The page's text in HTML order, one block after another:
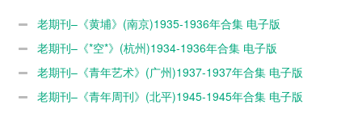
老期刊–《黄埔》(南京)1935-1936年合集 电子版
老期刊–《*空*》(杭州)1934-1936年合集 电子版
老期刊–《青年艺术》(广州)1937-1937年合集 电子版
老期刊–《青年周刊》(北平)1945-1945年合集 电子版